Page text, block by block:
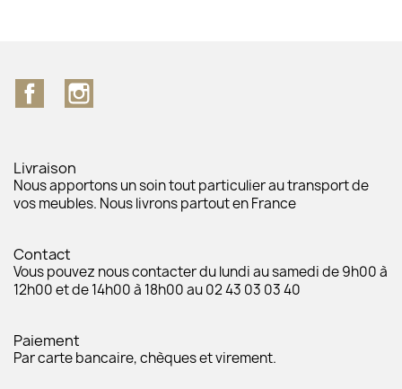
Facebook
Livraison
Nous apportons un soin tout particulier au transport de
vos meubles. Nous livrons partout en France
Contact
Vous pouvez nous contacter du lundi au samedi de 9h00 à
12h00 et de 14h00 à 18h00 au 02 43 03 03 40
Paiement
Par carte bancaire, chèques et virement.